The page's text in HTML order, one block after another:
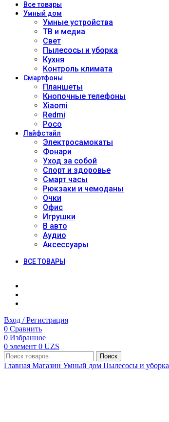
Всетовары
Умный дом
Умные устройства
ТВ и медиа
Свет
Пылесосы и уборка
Кухня
Контроль климата
Смартфоны
Планшеты
Кнопочные телефоны
Xiaomi
Redmi
Poco
Лайфстайл
Электросамокаты
Фонари
Уход за собой
Спорт и здоровье
Смарт часы
Рюкзаки и чемоданы
Очки
Офис
Игрушки
В авто
Аудио
Аксессуары
ВСЕ ТОВАРЫ
Вход / Регистрация
0 Сравнить
0 Избранное
0 элемент 0 UZS
Поиск
Главная Магазин Умный дом Пылесосы и уборка